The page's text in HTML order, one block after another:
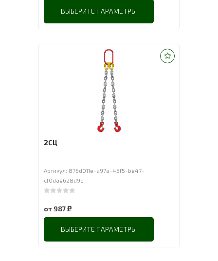
ВЫБЕРИТЕ ПАРАМЕТРЫ
2СЦ
Артикул: 876d011e-a97a-45f5-be47-
cf0dae628d9b
от 987₽
ВЫБЕРИТЕ ПАРАМЕТРЫ